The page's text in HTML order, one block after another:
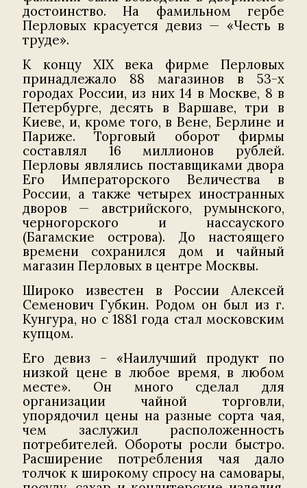
достоинство. На фамильном гербе
Перловых красуется девиз — «Честь в
труде».
К концу XIX века фирме Перловых
принадлежало 88 магазинов в 53-х
городах России, из них 14 в Москве, 8 в
Петербурге, десять в Варшаве, три в
Киеве, и, кроме того, в Вене, Берлине и
Париже. Торговый оборот фирмы
составлял 16 миллионов рублей.
Перловы являлись поставщиками двора
Его Императорского Величества в
России, а также четырех иностранных
дворов — австрийского, румынского,
черногорского и нассауского
(Багамские острова). До настоящего
времени сохранился дом и чайный
магазин Перловых в центре Москвы.
Широко известен в России Алексей
Семенович Губкин. Родом он был из г.
Кунгура, но с 1881 года стал московским
купцом.
Его девиз – «Наилучший продукт по
низкой цене в любое время, в любом
месте». Он много сделал для
организации чайной торговли,
упорядочил цены на разные сорта чая,
чем заслужил расположенность
потребителей. Обороты росли быстро.
Расширение потребления чая дало
толчок к широкому спросу на самовары,